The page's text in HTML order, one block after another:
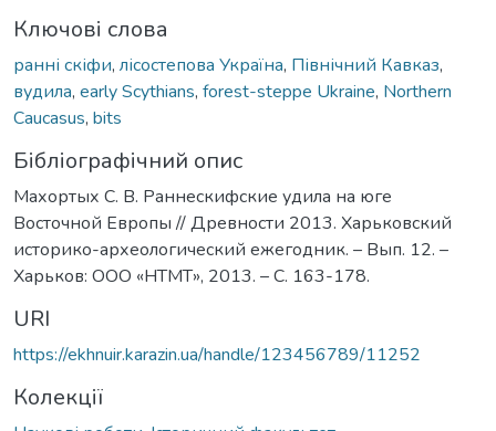
Ключові слова
ранні скіфи, лісостепова Україна, Північний Кавказ,
вудила, early Scythians, forest-steppe Ukraine, Northern
Caucasus, bits
Бібліографічний опис
Махортых С. В. Раннескифские удила на юге
Восточной Европы // Древности 2013. Харьковский
историко-археологический ежегодник. – Вып. 12. –
Харьков: ООО «НТМТ», 2013. – C. 163-178.
URI
https://ekhnuir.karazin.ua/handle/123456789/11252
Колекції